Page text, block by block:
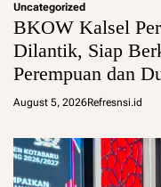
Uncategorized
BKOW Kalsel
Dilantik, Siap
Perempuan dan
August 5, 2026Refresnsi.id